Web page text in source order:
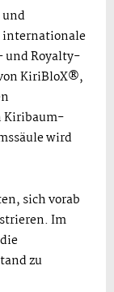
internationale
und Royalty-
KiriBloX®,
Kiribaum-
wird
sich vorab
Im
zu